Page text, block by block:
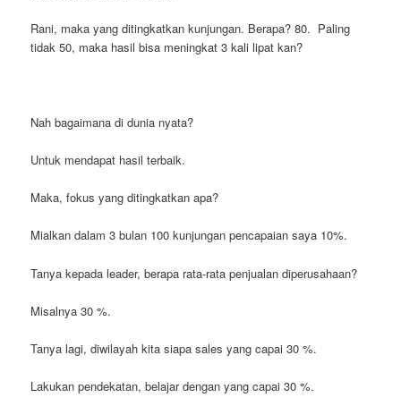
Rani, maka yang ditingkatkan kunjungan. Berapa? 80. Paling
tidak 50, maka hasil bisa meningkat 3 kali lipat kan?
Nah bagaimana di dunia nyata?
Untuk mendapat hasil terbaik.
Maka, fokus yang ditingkatkan apa?
Mialkan dalam 3 bulan 100 kunjungan pencapaian saya 10%.
Tanya kepada leader, berapa rata-rata penjualan diperusahaan?
Misalnya 30 %.
Tanya lagi, diwilayah kita siapa sales yang capai 30 %.
Lakukan pendekatan, belajar dengan yang capai 30 %.